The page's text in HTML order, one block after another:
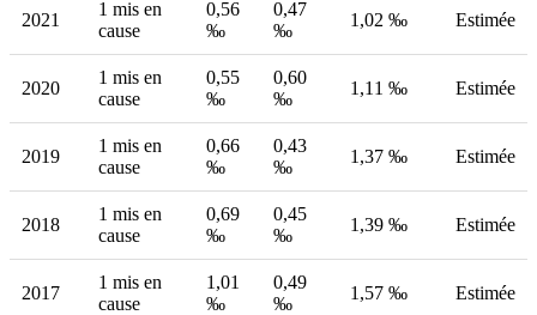
2021
1 mis en
cause
0,56
‰
0,47
‰
1,02 ‰ Estimée
2020
1 mis en
cause
0,55
‰
0,60
‰
1,11 ‰ Estimée
2019
1 mis en
cause
0,66
‰
0,43
‰
1,37 ‰ Estimée
2018
1 mis en
cause
0,69
‰
0,45
‰
1,39 ‰ Estimée
2017
1 mis en
cause
1,01
‰
0,49
‰
1,57 ‰ Estimée